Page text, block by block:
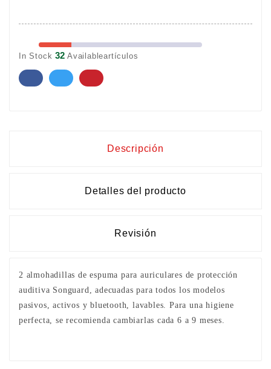
In Stock32 Availableartículos
Descripción
Detalles del producto
Revisión
2 almohadillas de espuma para auriculares de protección
auditiva Songuard, adecuadas para todos los modelos
pasivos, activos y bluetooth, lavables. Para una higiene
perfecta, se recomienda cambiarlas cada 6 a 9 meses.